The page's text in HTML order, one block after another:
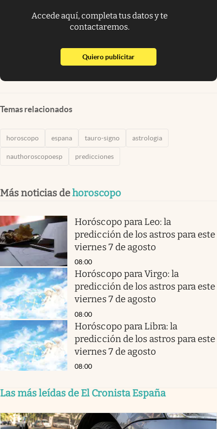
Accede aquí, completa tus datos y te
contactaremos.
Quiero publicitarabre en nueva pestaña
Temas relacionados
horoscopo espana tauro-signo astrologia
nauthoroscopoesp predicciones
Más noticias dehoroscopo
Horóscopo para Leo: la
predicción de los astros para este
viernes 7 de agosto
08:00
Horóscopo para Virgo: la
predicción de los astros para este
viernes 7 de agosto
08:00
Horóscopo para Libra: la
predicción de los astros para este
viernes 7 de agosto
08:00
Las más leídas de El Cronista España